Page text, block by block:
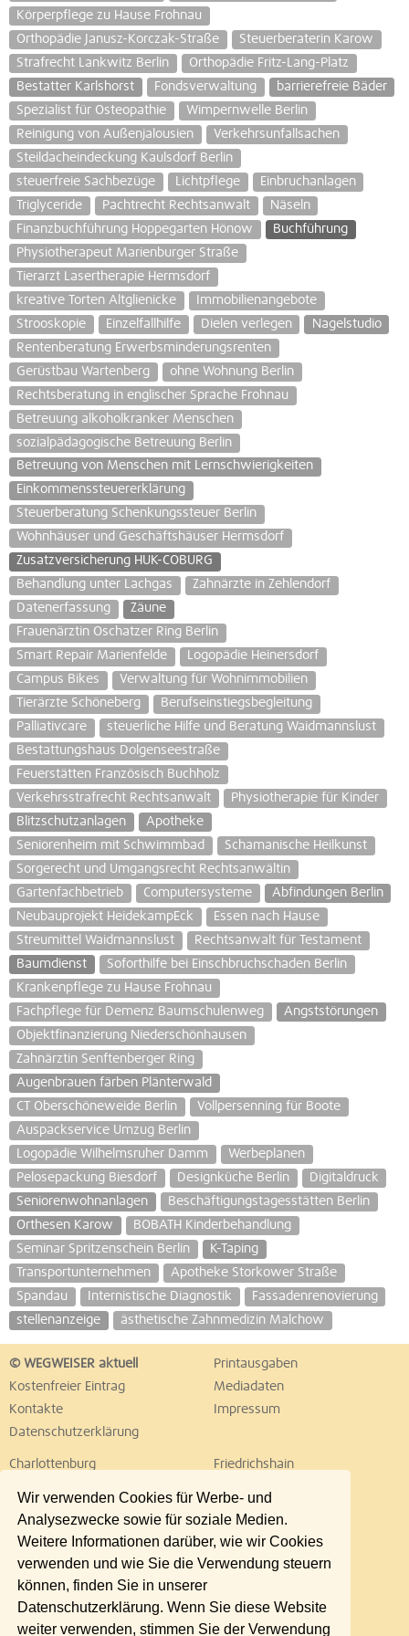
Wir verwenden Cookies für Werbe- und
Analysezwecke sowie für soziale Medien.
Weitere Informationen darüber, wie wir Cookies
verwenden und wie Sie die Verwendung steuern
können, finden Sie in unserer
Datenschutzerklärung. Wenn Sie diese Website
weiter verwenden, stimmen Sie der Verwendung
Körperpflege zu Hause Frohnau
Orthopädie Janusz-Korczak-Straße
Steuerberaterin Karow
Strafrecht Lankwitz Berlin
Orthopädie Fritz-Lang-Platz
Bestatter Karlshorst
Fondsverwaltung
barrierefreie Bäder
Spezialist für Osteopathie
Wimpernwelle Berlin
Reinigung von Außenjalousien
Verkehrsunfallsachen
Steildacheindeckung Kaulsdorf Berlin
steuerfreie Sachbezüge
Lichtpflege
Einbruchanlagen
Triglyceride
Pachtrecht Rechtsanwalt
Näseln
Finanzbuchführung Hoppegarten Hönow
Buchführung
Physiotherapeut Marienburger Straße
Tierarzt Lasertherapie Hermsdorf
kreative Torten Altglienicke
Immobilienangebote
Strooskopie
Einzelfallhilfe Dielen verlegen
Nagelstudio
Rentenberatung Erwerbsminderungsrenten
Gerüstbau Wartenberg
ohne Wohnung Berlin
Rechtsberatung in englischer Sprache Frohnau
Betreuung alkoholkranker Menschen
sozialpädagogische Betreuung Berlin
Betreuung von Menschen mit Lernschwierigkeiten
Einkommenssteuererklärung
Steuerberatung Schenkungssteuer Berlin
Wohnhäuser und Geschäftshäuser Hermsdorf
Zusatzversicherung HUK-COBURG
Behandlung unter Lachgas
Zahnärzte in Zehlendorf
Datenerfassung
Zäune
Frauenärztin Oschatzer Ring Berlin
Smart Repair Marienfelde
Logopädie Heinersdorf
Campus Bikes
Verwaltung für Wohnimmobilien
Tierärzte Schöneberg
Berufseinstiegsbegleitung
Palliativcare
steuerliche Hilfe und Beratung Waidmannslust
Bestattungshaus Dolgenseestraße
Feuerstätten Französisch Buchholz
Verkehrsstrafrecht Rechtsanwalt
Physiotherapie für Kinder
Blitzschutzanlagen
Apotheke
Seniorenheim mit Schwimmbad
Schamanische Heilkunst
Sorgerecht und Umgangsrecht Rechtsanwältin
Gartenfachbetrieb
Computersysteme
Abfindungen Berlin
Neubauprojekt HeidekampEck
Essen nach Hause
Streumittel Waidmannslust
Rechtsanwalt für Testament
Baumdienst
Soforthilfe bei Einschbruchschaden Berlin
Krankenpflege zu Hause Frohnau
Fachpflege für Demenz Baumschulenweg
Angststörungen
Objektfinanzierung Niederschönhausen
Zahnärztin Senftenberger Ring
Augenbrauen färben Plänterwald
CT Oberschöneweide Berlin
Vollpersenning für Boote
Auspackservice Umzug Berlin
Logopädie Wilhelmsruher Damm
Werbeplanen
Pelosepackung Biesdorf
Designküche Berlin
Digitaldruck
Seniorenwohnanlagen
Beschäftigungstagesstätten Berlin
Orthesen Karow
BOBATH Kinderbehandlung
Seminar Spritzenschein Berlin
K-Taping
Transportunternehmen
Apotheke Storkower Straße
Spandau
Internistische Diagnostik
Fassadenrenovierung
stellenanzeige
ästhetische Zahnmedizin Malchow
© WEGWEISER aktuell
Printausgaben
Kostenfreier Eintrag
Mediadaten
Kontakte
Impressum
Datenschutzerklärung
Charlottenburg
Friedrichshain
Lichtenberg
Marzahn
Neukölln
Pankow
Reinickendorf
Schöneberg
Spandau
Steglitz